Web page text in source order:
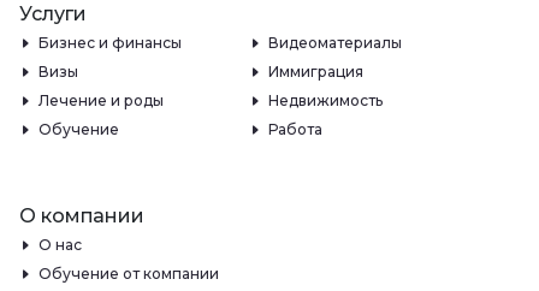
Услуги
Бизнес и финансы
Видеоматериалы
Визы
Иммиграция
Лечение и роды
Недвижимость
Обучение
Работа
О компании
О нас
Обучение от компании